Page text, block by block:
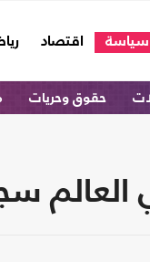
سياسة اقتصاد
حقوق وحريات
سجل